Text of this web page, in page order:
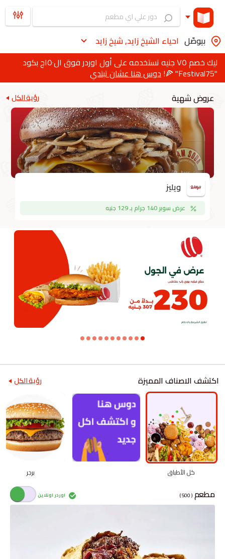
بيوصّل احياء الشيخ زايد, شيخ زايد
ليك خصم ٧٥ جنيه تستخدمه على أول اوردر فوق ال١٥٠ج بكود
"Festival75" 🍕!
دوس هنا عشان تبتدي
عروض شهية
رؤية الكل
ويليز
عرض سوبر 140 جرام بـ 129 جنيه
اكتشف الاصناف المميزة رؤية الكل
كل الأطباق برجر
مطعم( 500 ) اوردر اونلاين